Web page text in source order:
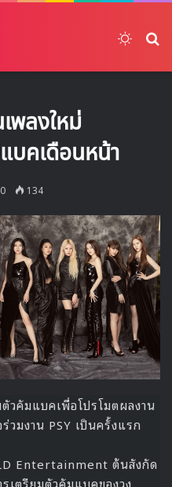
พลงใหม่
คเดือนหน้า
134
วคัมแบคเพื่อโปรโมตผลงาน
มงาน PSY เป็นครั้งแรก
Entertainment ต้นสังกัด
เตรียมตัวคัมแบคของวง